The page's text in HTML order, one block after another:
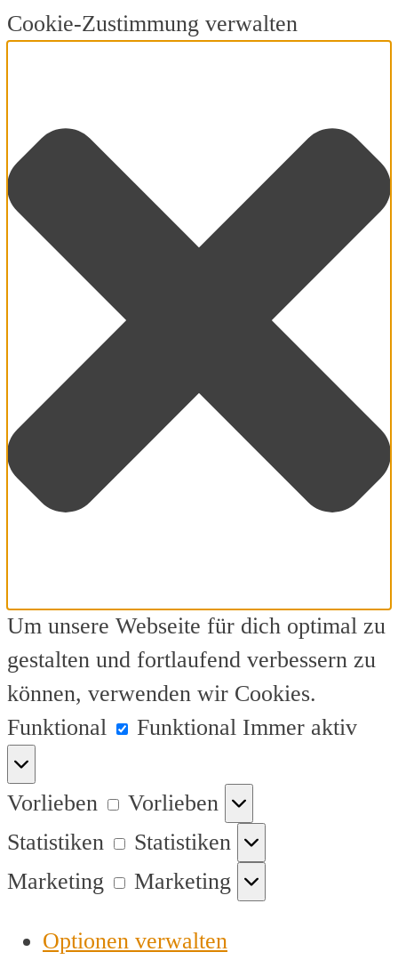
Cookie-Zustimmung verwalten
Um unsere Webseite für dich optimal zu
gestalten und fortlaufend verbessern zu
können, verwenden wir Cookies.
Funktional
Funktional Immer aktiv
Vorlieben
Vorlieben
Statistiken
Statistiken
Marketing
Marketing
Optionen verwalten